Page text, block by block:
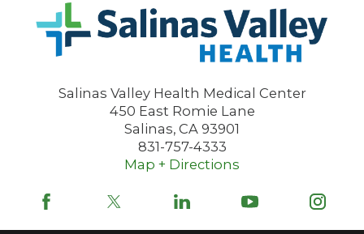
Salinas Valley Health Medical Center
450 East Romie Lane
Salinas, CA 93901
831-757-4333
Map + Directions